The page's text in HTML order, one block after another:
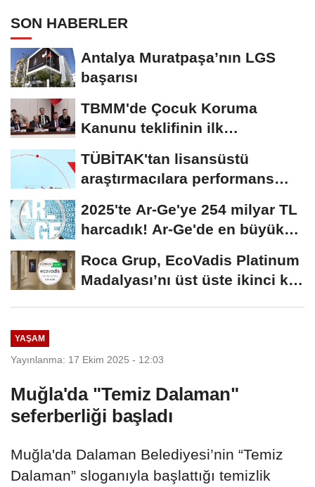
SON HABERLER
Antalya Muratpaşa’nın LGS
başarısı
TBMM'de Çocuk Koruma
Kanunu teklifinin ilk
görüşmeleri tamamlandı
TÜBİTAK'tan lisansüstü
araştırmacılara performans
2025'te Ar-Ge'ye 254 milyar TL
harcadık! Ar-Ge'de en büyük
Roca Grup, EcoVadis Platinum
Madalyası’nı üst üste ikinci kez
YAŞAM
Yayınlanma: 17 Ekim 2025 - 12:03
Muğla'da "Temiz Dalaman"
seferberliği başladı
Muğla'da Dalaman Belediyesi’nin “Temiz
Dalaman” sloganıyla başlattığı temizlik